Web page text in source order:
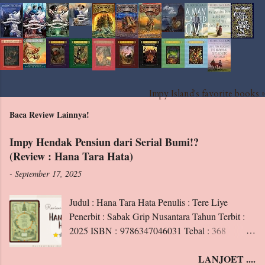
Impy Island's favorite books »
Baca Review Lainnya!
Impy Hendak Pensiun dari Serial Bumi!?
(Review : Hana Tara Hata)
- September 17, 2025
Judul : Hana Tara Hata Penulis : Tere Liye
Penerbit : Sabak Grip Nusantara Tahun Terbit :
2025 ISBN : 9786347046031 Tebal : 368
Hana, penghuni Padang Perdu Klan Matahari?
LANJOET ....